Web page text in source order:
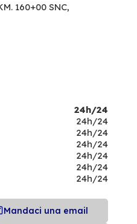
160+00 SNC,
24h/24
24h/24
24h/24
24h/24
24h/24
24h/24
24h/24
Mandaci una email